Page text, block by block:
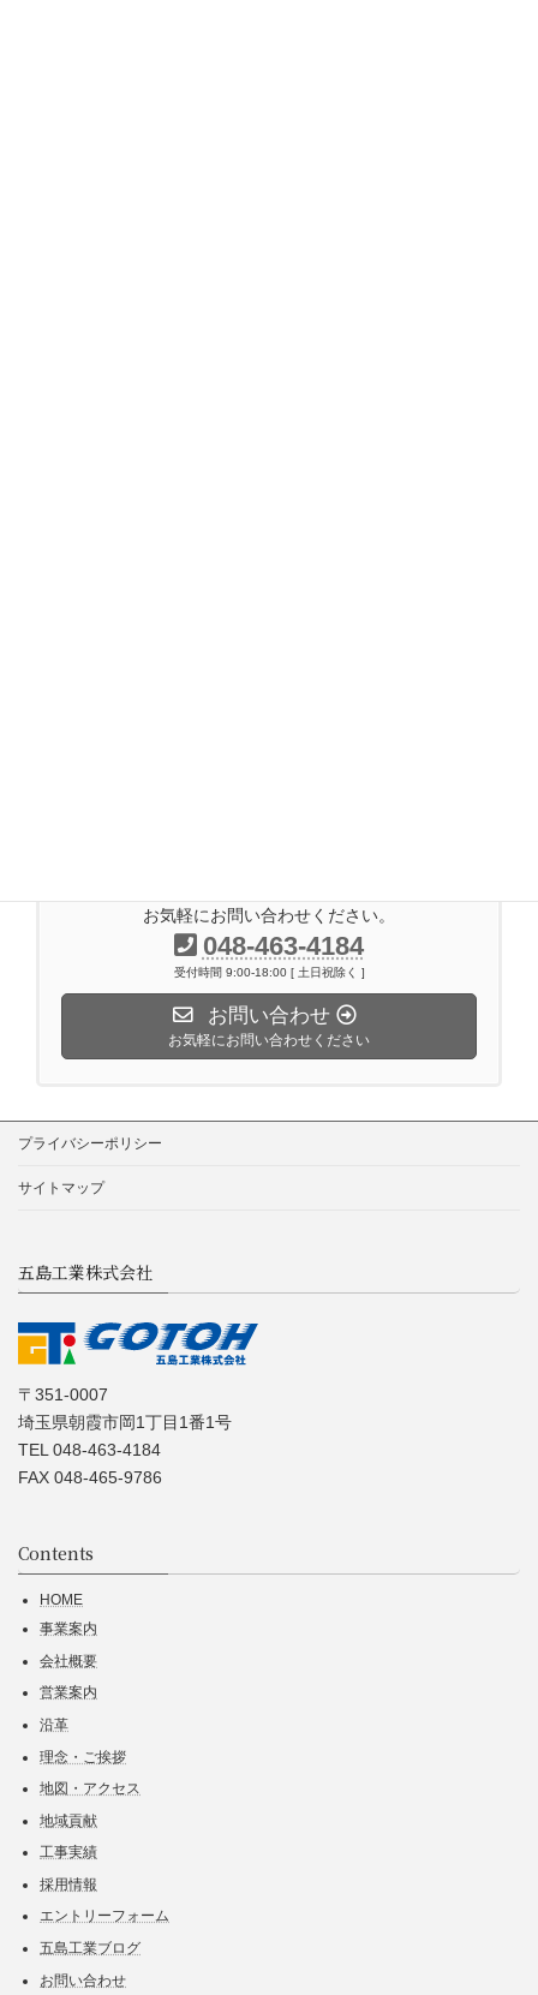
お気軽にお問い合わせください。
048-463-4184
受付時間 9:00-18:00 [ 土日祝除く ]
お問い合わせ
お気軽にお問い合わせください
プライバシーポリシー
サイトマップ
五島工業株式会社
〒351-0007
埼玉県朝霞市岡1丁目1番1号
TEL 048-463-4184
FAX 048-465-9786
Contents
HOME
事業案内
会社概要
営業案内
沿革
理念・ご挨拶
地図・アクセス
地域貢献
工事実績
採用情報
エントリーフォーム
五島工業ブログ
お問い合わせ